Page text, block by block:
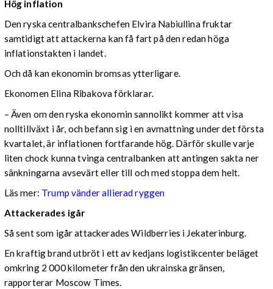
Hög inflation
Den ryska centralbankschefen Elvira Nabiullina fruktar
samtidigt att attackerna kan få fart på den redan höga
inflationstakten i landet.
Och då kan ekonomin bromsas ytterligare.
Ekonomen Elina Ribakova förklarar.
– Även om den ryska ekonomin sannolikt kommer att visa
nolltillväxt i år, och befann sig i en avmattning under det första
kvartalet, är inflationen fortfarande hög. Därför skulle varje
liten chock kunna tvinga centralbanken att antingen sakta ner
sänkningarna avsevärt eller till och med stoppa dem helt.
Läs mer: Trump vänder allierad ryggen
Attackerades igår
Så sent som igår attackerades Wildberries i Jekaterinburg.
En kraftig brand utbröt i ett av kedjans logistikcenter beläget
omkring 2 000 kilometer från den ukrainska gränsen,
rapporterar Moscow Times.